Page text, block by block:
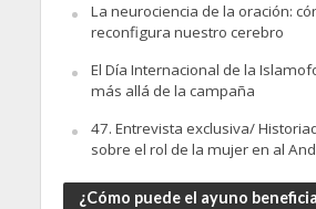
La neurociencia de la oración:
reconfigura nuestro cerebro
El Día Internacional de la
más allá de la campaña
47. Entrevista exclusiva/
sobre el rol de la mujer en al
¿Cómo puede el ayuno